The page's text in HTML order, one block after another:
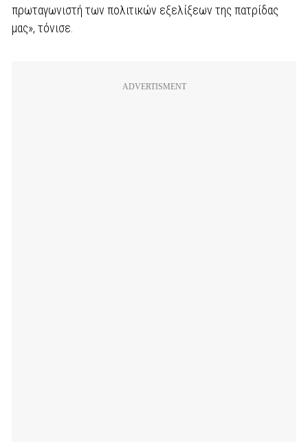
πρωταγωνιστή των πολιτικών εξελίξεων της πατρίδας
μας», τόνισε.